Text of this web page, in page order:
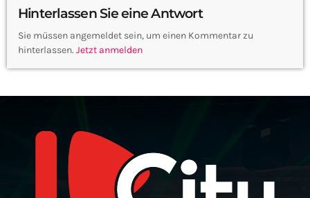
Hinterlassen Sie eine Antwort
Sie müssen angemeldet sein, um einen Kommentar zu
hinterlassen. Jetzt anmelden